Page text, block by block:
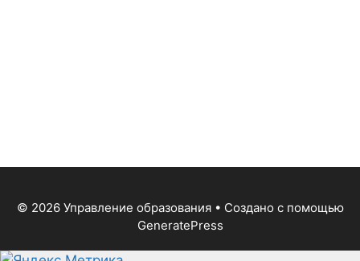
© 2026 Управление образования• Создано с помощью
GeneratePress